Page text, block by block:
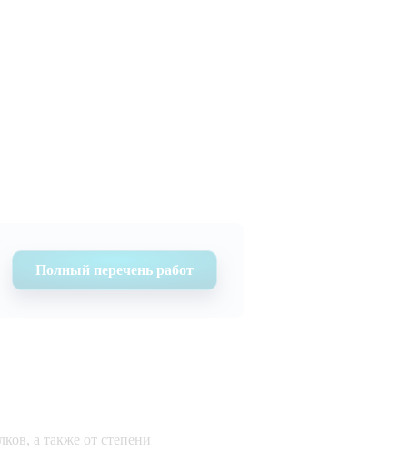
Полный перечень работ
а также от степени